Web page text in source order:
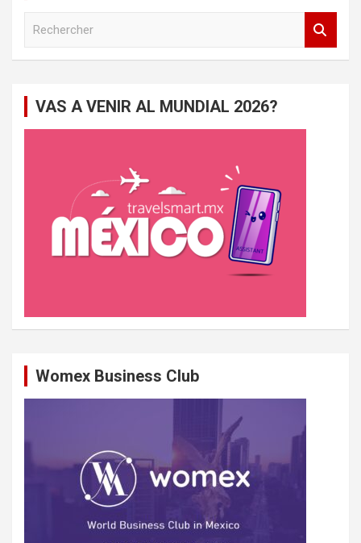
c
VAS A VENIR AL MUNDIAL 2026?
Womex Business Club